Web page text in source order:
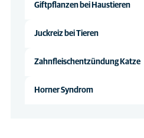
Giftpflanzen bei Haustieren
Juckreiz bei Tieren
Zahnfleischentzündung Katze
Horner Syndrom